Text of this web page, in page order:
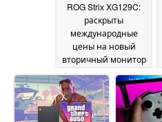
ROG Strix XG129C:
раскрыты
международные
цены на новый
вторичный монитор
экраном 24:912 May
2026